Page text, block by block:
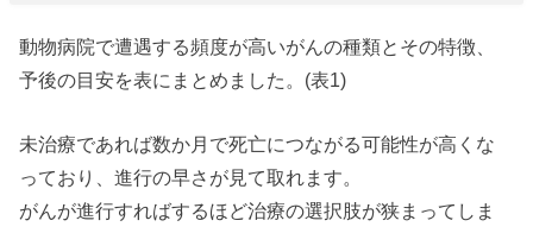
動物病院で遭遇する頻度が高いがんの種類とその特徴、
予後の目安を表にまとめました。(表1)
未治療であれば数か月で死亡につながる可能性が高くな
っており、進行の早さが見て取れます。
がんが進行すればするほど治療の選択肢が狭まってしま